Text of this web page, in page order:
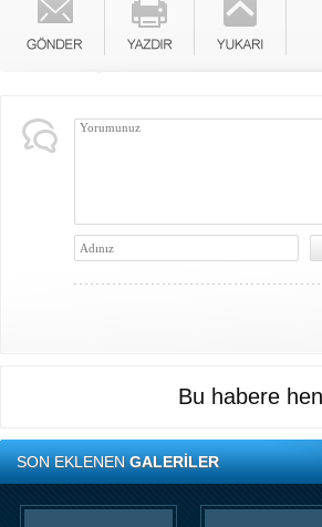
Bu habere
SON EKLENENGALERİLER